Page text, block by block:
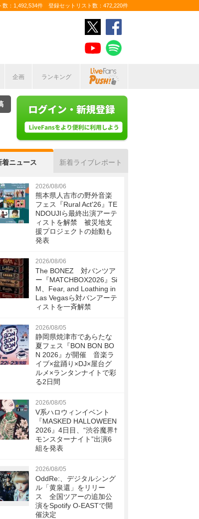
：1,492,534件 登録セットリスト数：472,220件
企画 ランキング
着ニュース 新着ライブレポート
2026/08/06
熊本県人吉市の野外音楽
フェス『Rural Act'26』TE
NDOUJIら最終出演アーテ
ィストを解禁 被災地支
援プロジェクトの始動も
発表
2026/08/06
The BONEZ 対バンツア
ー『MATCHBOX2026』Si
M、Fear, and Loathing in
Las Vegasら対バンアーテ
ィストを一斉解禁
2026/08/05
静岡県焼津市であらたな
夏フェス『BON BON BO
N 2026』が開催 音楽ラ
イブ×盆踊り×DJ×屋台グ
ルメ×ランタンナイトで彩
る2日間
2026/08/05
V系ハロウィンイベント
『MASKED HALLOWEEN
2026』4日目、“渋谷魔界†
モンスターナイト”出演6
組を発表
2026/08/05
OddRe:、デジタルシング
ル「黄泉還」をリリー
ス 全国ツアーの追加公
演をSpotify O-EASTで開
催決定